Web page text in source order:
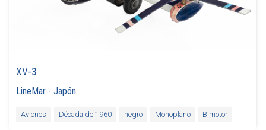
XV-3
LineMar -Japón
Aviones Década de 1960 negro Monoplano Bimotor